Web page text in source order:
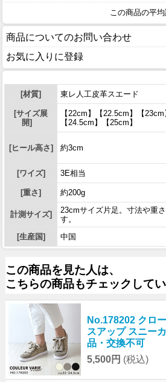
この商品の平均
商品についてのお問い合わせ
お気に入りに登録
[材質] 東レ人工皮革スエード
[サイズ展
開]
【22cm】【22.5cm】【
【24.5cm】【25cm】
[ヒール高さ] 約3cm
[ワイズ] 3E相当
[重さ] 約200g
計測サイズ]
23cmサイズ片足。寸法や重
す。
[生産国]
中国
この商品を見た人は、
こちらの商品もチェックしてい
No.178202 クロ
スアップ スニー
品・交換不可
5,500円 (税込)